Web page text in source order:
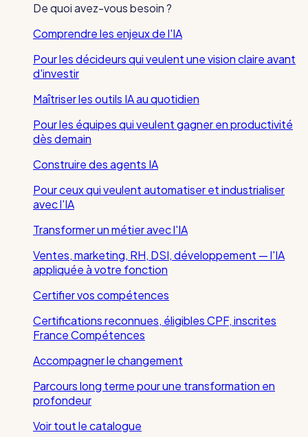
De quoi avez-vous besoin ?
Comprendre les enjeux de l'IA
Pour les décideurs qui veulent une vision claire avant
d'investir
Maîtriser les outils IA au quotidien
Pour les équipes qui veulent gagner en productivité
dès demain
Construire des agents IA
Pour ceux qui veulent automatiser et industrialiser
avec l'IA
Transformer un métier avec l'IA
Ventes, marketing, RH, DSI, développement — l'IA
appliquée à votre fonction
Certifier vos compétences
Certifications reconnues, éligibles CPF, inscrites
France Compétences
Accompagner le changement
Parcours long terme pour une transformation en
profondeur
Voir tout le catalogue